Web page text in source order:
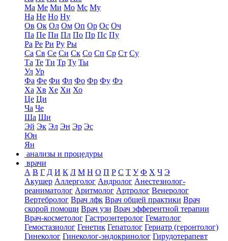
Ма Ме Ми Мо Мс Му
На Не Но Ну
Ов Ок Ол Ом Оп Ор Ос Оч
Па Пе Пи Пл По Пр Пс Пу
Ра Ре Ри Ру Ры
Са Св Се Си Ск Со Сп Ср Ст Су
Та Те Ти Тр Ту Ты
Ул Ур
Фа Фе Фи Фл Фо Фр Фу Фэ
Ха Хв Хе Хи Хо
Це Ци
Ча Че
Ша Ши
Эй Эк Эл Эн Эр Эс
Юн
Ян
анализы и процедуры
врачи
А В Г Д И К Л М Н О П Р С Т У Ф Х Ч Э
Акушер Аллерголог Андролог Анестезиолог-
реаниматолог Аритмолог Артролог Венеролог
Вертебролог Врач лфк Врач общей практики Врач
скорой помощи Врач узи Врач эфферентной терапии
Врач-косметолог Гастроэнтеролог Гематолог
Гемостазиолог Генетик Гепатолог Гериатр (геронтолог)
Гинеколог Гинеколог-эндокринолог Гирудотерапевт